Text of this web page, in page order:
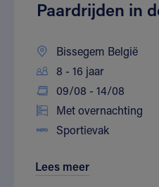
Paardrijden in
Bissegem België
8 - 16 jaar
09/08 - 14/08
Met overnachting
Sportievak
Lees meer